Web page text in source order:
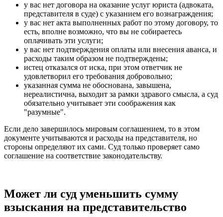
у вас нет договора на оказание услуг юриста (адвоката,
представителя в суде) с указанием его вознаграждения;
у вас нет акта выполненных работ по этому договору, то
есть, вполне возможно, что вы не собираетесь
оплачивать эти услуги;
у вас нет подтверждения оплаты или внесения аванса, и
расходы таким образом не подтверждены;
истец отказался от иска, при этом ответчик не
удовлетворил его требования добровольно;
указанная сумма не обоснована, завышена,
нереалистична, выходит за рамки здравого смысла, а суд
обязательно учитывает эти соображения как
"разумные".
Если дело завершилось мировым соглашением, то в этом
документе учитываются и расходы на представителя, но
стороны определяют их сами. Суд только проверяет само
соглашение на соответствие законодательству.
Может ли суд уменьшить сумму
взыскания на представительство